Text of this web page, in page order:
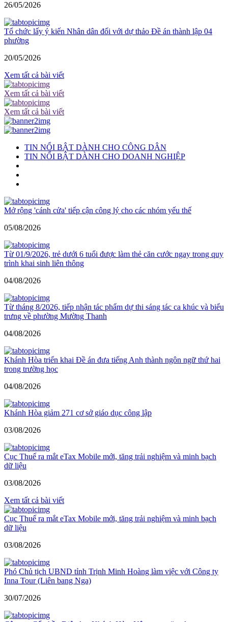
26/05/2026
Tổ chức lấy ý kiến Nhân dân đối với dự thảo Đề án thành lập 04
phường
20/05/2026
Xem tất cả bài viết
Xem tất cả bài viết
Xem tất cả bài viết
TIN NỔI BẬT DÀNH CHO CÔNG DÂN
TIN NỔI BẬT DÀNH CHO DOANH NGHIỆP
Mở rộng 'cánh cửa' tiếp cận công lý cho các nhóm yếu thế
05/08/2026
Từ 01/9/2026, trẻ dưới 6 tuổi được làm thẻ căn cước ngay trong quy
trình khai sinh liên thông
04/08/2026
Từ tháng 8/2026, tiếp nhận tác phẩm dự thi sáng tác ca khúc và biểu
trưng về phường Mường Thanh
04/08/2026
Khánh Hòa triển khai Đề án đưa tiếng Anh thành ngôn ngữ thứ hai
trong trường học
04/08/2026
Khánh Hòa giảm 271 cơ sở giáo dục công lập
03/08/2026
Cục Thuế ra mắt eTax Mobile mới, tăng trải nghiệm và minh bạch
dữ liệu
03/08/2026
Xem tất cả bài viết
Cục Thuế ra mắt eTax Mobile mới, tăng trải nghiệm và minh bạch
dữ liệu
03/08/2026
Phó Chủ tịch UBND tỉnh Trịnh Minh Hoàng làm việc với Công ty
Inna Tour (Liên bang Nga)
30/07/2026